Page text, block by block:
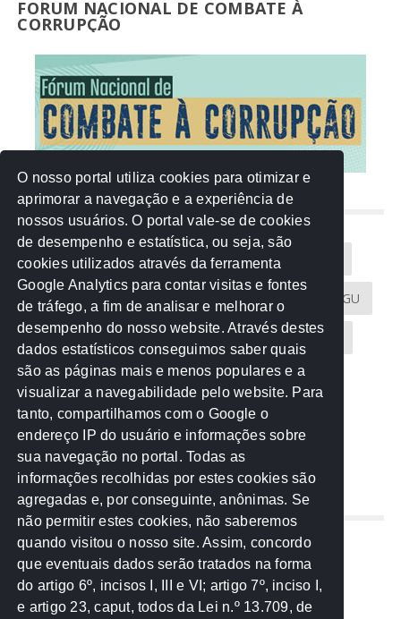
FORUM NACIONAL DE COMBATE À
CORRUPÇÃO
NUVEM DE TAGS
Acontece na Rede AGU AMM
Atricon Audicom CAU-MT CGU
CREA-MT Eventos MPC-MT MPE-MT
MPF Notícias PF PGE-MT PGR
Receita Federal Sem categoria
TCE-MT TCU TRE
REDE NOS ESTADOS
Mato Grosso do Sul
Paraná
Nacional
O nosso portal utiliza cookies para otimizar e
aprimorar a navegação e a experiência de
nossos usuários. O portal vale-se de cookies
de desempenho e estatística, ou seja, são
cookies utilizados através da ferramenta
Google Analytics para contar visitas e fontes
de tráfego, a fim de analisar e melhorar o
desempenho do nosso website. Através destes
dados estatísticos conseguimos saber quais
são as páginas mais e menos populares e a
visualizar a navegabilidade pelo website. Para
tanto, compartilhamos com o Google o
endereço IP do usuário e informações sobre
sua navegação no portal. Todas as
informações recolhidas por estes cookies são
agregadas e, por conseguinte, anônimas. Se
não permitir estes cookies, não saberemos
quando visitou o nosso site. Assim, concordo
que eventuais dados serão tratados na forma
do artigo 6º, incisos I, III e VI; artigo 7º, inciso I,
e artigo 23, caput, todos da Lei n.º 13.709, de